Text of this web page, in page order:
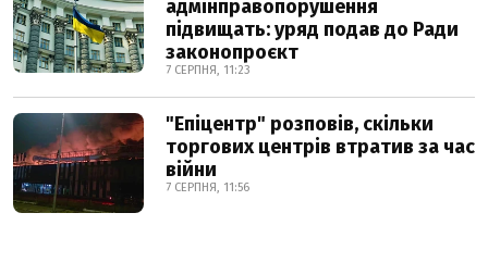
адмінправопорушення
підвищать: уряд подав до Ради
законопроєкт
7 СЕРПНЯ, 11:23
"Епіцентр" розповів, скільки
торгових центрів втратив за час
війни
7 СЕРПНЯ, 11:56